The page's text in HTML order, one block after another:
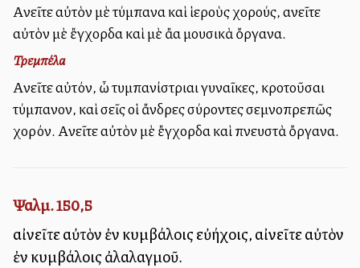
Αἰνεῖτε αὐτὸν μὲ τύμπανα καὶ ἱεροὺς χορούς, αἰνεῖτε
αὐτὸν μὲ ἔγχορδα καὶ μὲ ἄλλα μουσικὰ ὄργανα.
Τρεμπέλα
Αἰνεῖτε αὐτόν, ὦ τυμπανίστριαι γυναῖκες, κροτοῦσαι
τύμπανον, καὶ σεῖς οἱ ἄνδρες σύροντες σεμνοπρεπῶς
χορόν. Αἰνεῖτε αὐτὸν μὲ ἔγχορδα καὶ πνευστὰ ὄργανα.
Ψαλμ. 150,5
αἰνεῖτε αὐτὸν ἐν κυμβάλοις εὐήχοις, αἰνεῖτε αὐτὸν
ἐν κυμβάλοις ἀλαλαγμοῦ.